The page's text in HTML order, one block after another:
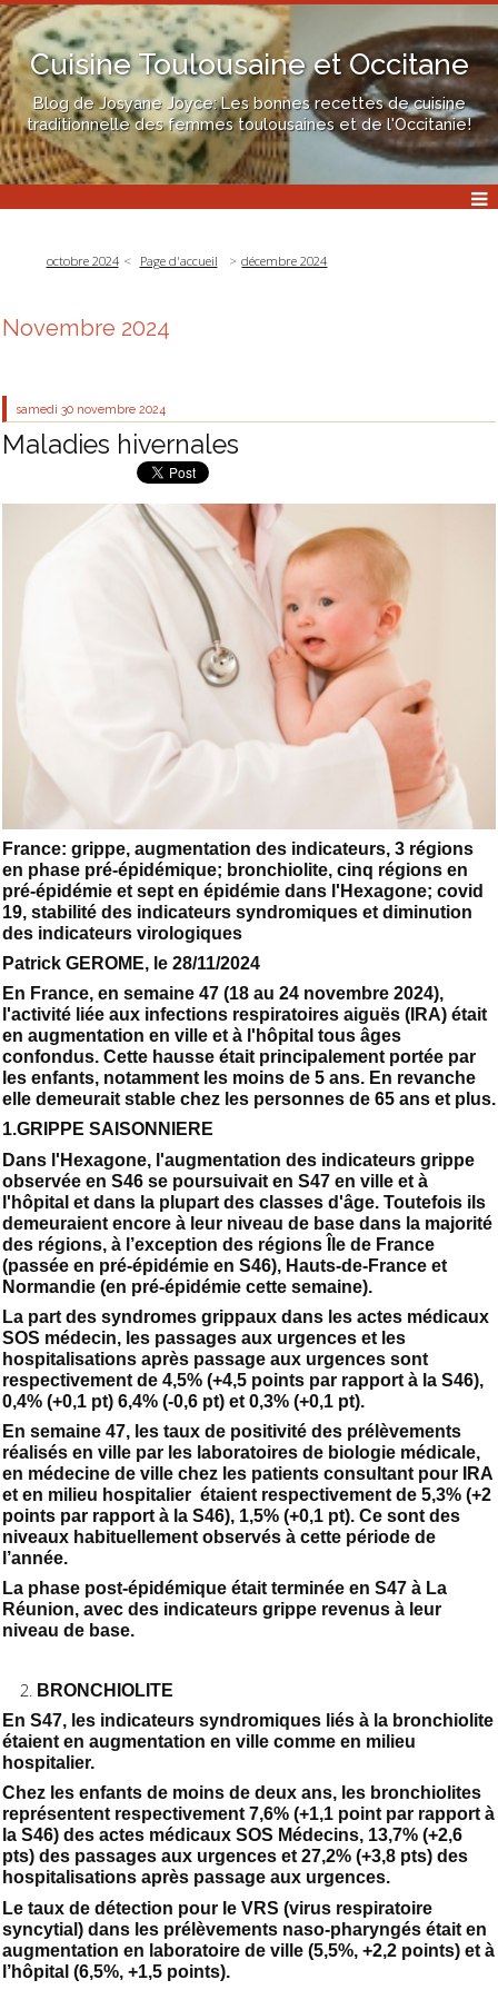
Cuisine Toulousaine et Occitane
Blog de Josyane Joyce: Les bonnes recettes de cuisine
traditionnelle des femmes toulousaines et de l'Occitanie!
octobre 2024 Page d'accueil décembre 2024
Novembre 2024
samedi 30 novembre 2024
Maladies hivernales
France: grippe, augmentation des indicateurs, 3 régions
en phase pré-épidémique; bronchiolite, cinq régions en
pré-épidémie et sept en épidémie dans l'Hexagone; covid
19, stabilité des indicateurs syndromiques et diminution
des indicateurs virologiques
Patrick GEROME, le 28/11/2024
En France, en semaine 47 (18 au 24 novembre 2024),
l'activité liée aux infections respiratoires aiguës (IRA) était
en augmentation en ville et à l'hôpital tous âges
confondus. Cette hausse était principalement portée par
les enfants, notamment les moins de 5 ans. En revanche
elle demeurait stable chez les personnes de 65 ans et plus.
1.GRIPPE SAISONNIERE
Dans l'Hexagone, l'augmentation des indicateurs grippe
observée en S46 se poursuivait en S47 en ville et à
l'hôpital et dans la plupart des classes d'âge. Toutefois ils
demeuraient encore à leur niveau de base dans la majorité
des régions, à l’exception des régions Île de France
(passée en pré-épidémie en S46), Hauts-de-France et
Normandie (en pré-épidémie cette semaine).
La part des syndromes grippaux dans les actes médicaux
SOS médecin, les passages aux urgences et les
hospitalisations après passage aux urgences sont
respectivement de 4,5% (+4,5 points par rapport à la S46),
0,4% (+0,1 pt) 6,4% (-0,6 pt) et 0,3% (+0,1 pt).
En semaine 47, les taux de positivité des prélèvements
réalisés en ville par les laboratoires de biologie médicale,
en médecine de ville chez les patients consultant pour IRA
et en milieu hospitalier étaient respectivement de 5,3% (+2
points par rapport à la S46), 1,5% (+0,1 pt). Ce sont des
niveaux habituellement observés à cette période de
l’année.
La phase post-épidémique était terminée en S47 à La
Réunion, avec des indicateurs grippe revenus à leur
niveau de base.
BRONCHIOLITE
En S47, les indicateurs syndromiques liés à la bronchiolite
étaient en augmentation en ville comme en milieu
hospitalier.
Chez les enfants de moins de deux ans, les bronchiolites
représentent respectivement 7,6% (+1,1 point par rapport à
la S46) des actes médicaux SOS Médecins, 13,7% (+2,6
pts) des passages aux urgences et 27,2% (+3,8 pts) des
hospitalisations après passage aux urgences.
Le taux de détection pour le VRS (virus respiratoire
syncytial) dans les prélèvements naso-pharyngés était en
augmentation en laboratoire de ville (5,5%, +2,2 points) et à
l’hôpital (6,5%, +1,5 points).